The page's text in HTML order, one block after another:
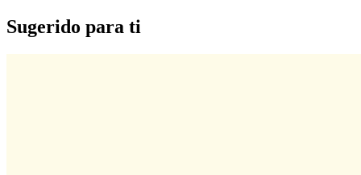
Sugerido para ti